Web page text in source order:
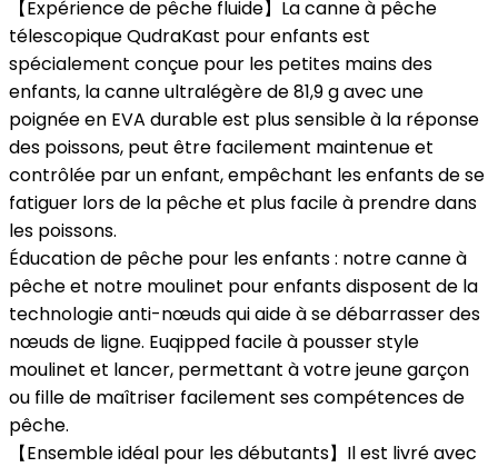
【Expérience de pêche fluide】La canne à pêche
télescopique QudraKast pour enfants est
spécialement conçue pour les petites mains des
enfants, la canne ultralégère de 81,9 g avec une
poignée en EVA durable est plus sensible à la réponse
des poissons, peut être facilement maintenue et
contrôlée par un enfant, empêchant les enfants de se
fatiguer lors de la pêche et plus facile à prendre dans
les poissons.
Éducation de pêche pour les enfants : notre canne à
pêche et notre moulinet pour enfants disposent de la
technologie anti-nœuds qui aide à se débarrasser des
nœuds de ligne. Euqipped facile à pousser style
moulinet et lancer, permettant à votre jeune garçon
ou fille de maîtriser facilement ses compétences de
pêche.
【Ensemble idéal pour les débutants】Il est livré avec